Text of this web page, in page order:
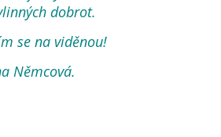
dobrot.
se na viděnou!
Němcová.